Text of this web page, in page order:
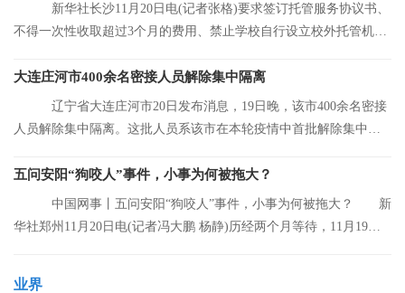
新华社长沙11月20日电(记者张格)要求签订托管服务协议书、
不得一次性收取超过3个月的费用、禁止学校自行设立校外托管机
大连庄河市400余名密接人员解除集中隔离
辽宁省大连庄河市20日发布消息，19日晚，该市400余名密接
人员解除集中隔离。这批人员系该市在本轮疫情中首批解除集中隔
五问安阳“狗咬人”事件，小事为何被拖大？
中国网事丨五问安阳“狗咬人”事件，小事为何被拖大？ 新
华社郑州11月20日电(记者冯大鹏 杨静)历经两个月等待，11月19日
业界